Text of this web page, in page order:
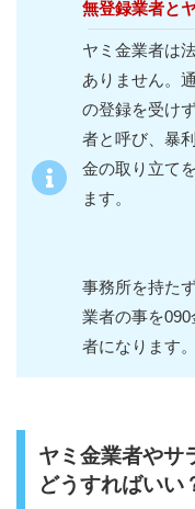
無登録業者と
ヤミ金業者は
ありません。
の登録を受け
者と呼び、暴
金の取り立て
ます。
事務所を持た
業者の事を
者になります。
ヤミ金業者やサ
どうすればいい